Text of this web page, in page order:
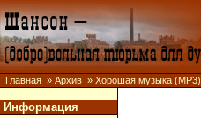
Главная » Архив » Хорошая музыка (MP3)
Информация